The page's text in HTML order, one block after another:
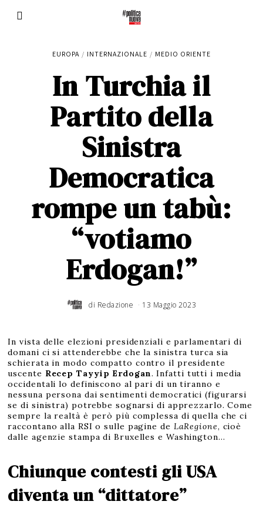
EUROPA / INTERNAZIONALE / MEDIO ORIENTE
In Turchia il
Partito della
Sinistra
Democratica
rompe un tabù:
“votiamo
Erdogan!”
di Redazione 13 Maggio 2023
In vista delle elezioni presidenziali e parlamentari di
domani ci si attenderebbe che la sinistra turca sia
schierata in modo compatto contro il presidente
uscente Recep Tayyip Erdogan. Infatti tutti i media
occidentali lo definiscono al pari di un tiranno e
nessuna persona dai sentimenti democratici (figurarsi
se di sinistra) potrebbe sognarsi di apprezzarlo. Come
sempre la realtà è però più complessa di quella che ci
raccontano alla RSI o sulle pagine de LaRegione, cioè
dalle agenzie stampa di Bruxelles e Washington…
Chiunque contesti gli USA
diventa un “dittatore”